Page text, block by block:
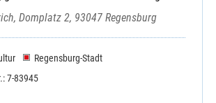
Domplatz 2, 93047 Regensburg
Regensburg-Stadt
7-83945